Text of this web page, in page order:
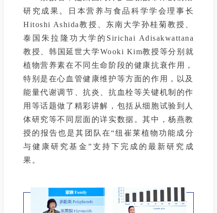
研究成果。日本营养与食品科学学会理事长
Hitoshi Ashida教授、东南大学孙桂菊教授、
泰国朱拉隆功大学的Sirichai Adisakwattana
教授、韩国延世大学Wooki Kim教授等分别就
植物营养素在不同生命阶段的健康抗衰作用，
特别是在心血管健康维护等方面的作用，以及
能量代谢调节、抗炎、抗血栓等关键机制的作
用等话题做了精彩讲解，包括从细胞试验到人
体研究等不同层面的详实数据。其中，杨燕教
授的报告也是其团队在“纽崔莱植物功能成分
与健康研究基金”支持下完成的最新研究成
果。